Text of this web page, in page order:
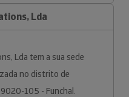
Lda
Lda tem a sua sede
no distrito de
105 - Funchal.